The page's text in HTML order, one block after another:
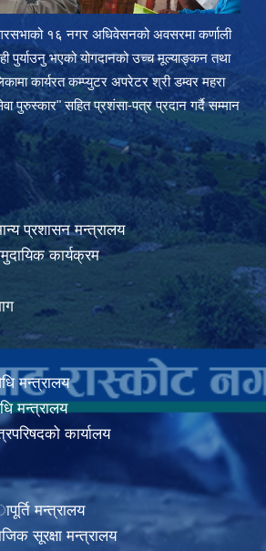
१६ नगर अधिवेसनको अवसरमा कर्णाली
पुर्याउनु भएको योगदानको उच्च मूल्याङ्कन तथा
कार्यरत कम्प्युटर अपरेटर श्री डम्वर महरा
पुरुस्कार" सहित प्रशंसा-पत्र प्रदान गर्दै सम्मान
प्रशासन मन्त्रालय
कार्यक्रम
मन्त्रालय
मन्त्रालय
कार्यालय
मन्त्रालय
सूरक्षा मन्त्रालय